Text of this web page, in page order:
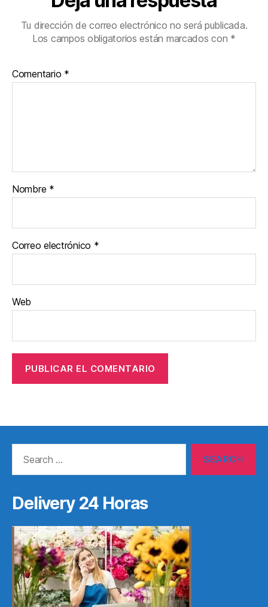
Tu dirección de correo electrónico no será publicada.
Los campos obligatorios están marcados con *
Comentario *
Nombre *
Correo electrónico *
Web
Delivery 24 Horas